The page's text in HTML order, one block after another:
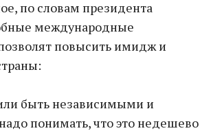
по словам президента
международные
повысить имидж и
быть независимыми и
понимать, что это недешево